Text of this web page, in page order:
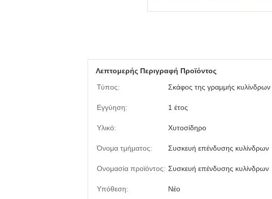
Λεπτομερής Περιγραφή Προϊόντος
Τύπος:
Σκάφος της γραμμής κυλίνδρων
Εγγύηση: 1 έτος
Υλικό: Χυτοσίδηρο
Όνομα τμήματος: Συσκευή επένδυσης κυλίνδρων
Ονομασία προϊόντος: Συσκευή επένδυσης κυλίνδρων
Υπόθεση: Νέο